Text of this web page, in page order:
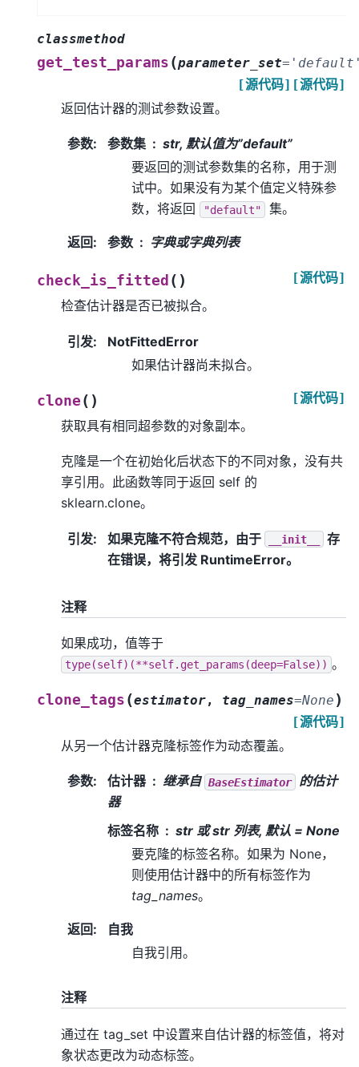
classmethod
get_test_params (parameter_set=
[源代码]
[源代码]
返回估计器的测试参数设置。
参数: 参数集
str, 默认值为”default”
要返回的测试参数集的名称，用于测
试中。如果没有为某个值定义特殊参
数，将返回
"default" 集。
返回: 参数 字典或字典列表
check_is_fitted ( ) [源代码]
检查估计器是否已被拟合。
引发:
NotFittedError
如果估计器尚未拟合。
clone ( ) [源代码]
获取具有相同超参数的对象副本。
克隆是一个在初始化后状态下的不同对象，没有共
享引用。此函数等同于返回 self 的
sklearn.clone。
引发: 如果克隆不符合规范，由于 __init__
存
在错误，将引发 RuntimeError。
注释
如果成功，值等于
type(self)(**self.get_params(deep=False)) 。
clone_tags (estimator, tag_names=None )
[源代码]
从另一个估计器克隆标签作为动态覆盖。
参数: 估计器 继承自 BaseEstimator
的估计
器
标签名称
str 或 str 列表, 默认 = None
要克隆的标签名称。如果为 None，
则使用估计器中的所有标签作为
tag_names。
返回:
自我
自我引用。
注释
通过在 tag_set 中设置来自估计器的标签值，将对
象状态更改为动态标签。